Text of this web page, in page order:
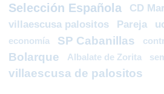
Selección Española
CD
villaescusa palositos
Pareja
economía SP Cabanillas
Bolarque Albalate de Zorita
villaescusa de palositos